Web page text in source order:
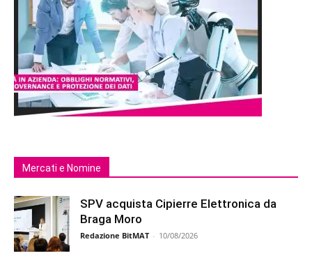
Mercati e Nomine
SPV acquista Cipierre Elettronica da
Braga Moro
Redazione BitMAT - 10/08/2026